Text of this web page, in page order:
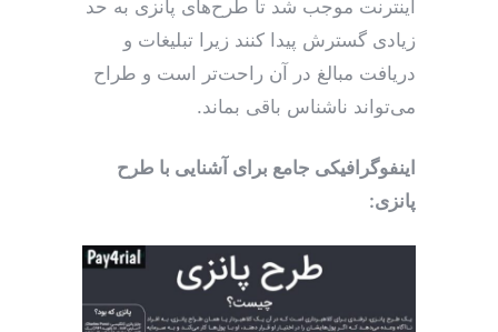
اینترنت موجب شد تا طرح‌های پانزی به حد
زیادی گسترش پیدا کنند زیرا تبلیغات و
دریافت مبالغ در آن راحت‌تر است و طراح
می‌تواند ناشناس باقی بماند.
اینفوگرافیکی جامع برای آشنایی با طرح
پانزی: